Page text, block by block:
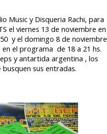
Music y Disqueria Rachi, para
el viernes 13 de noviembre en
y el domingo 8 de noviembre
el programa de 18 a 21 hs.
y antartida argentina , los
sus entradas.